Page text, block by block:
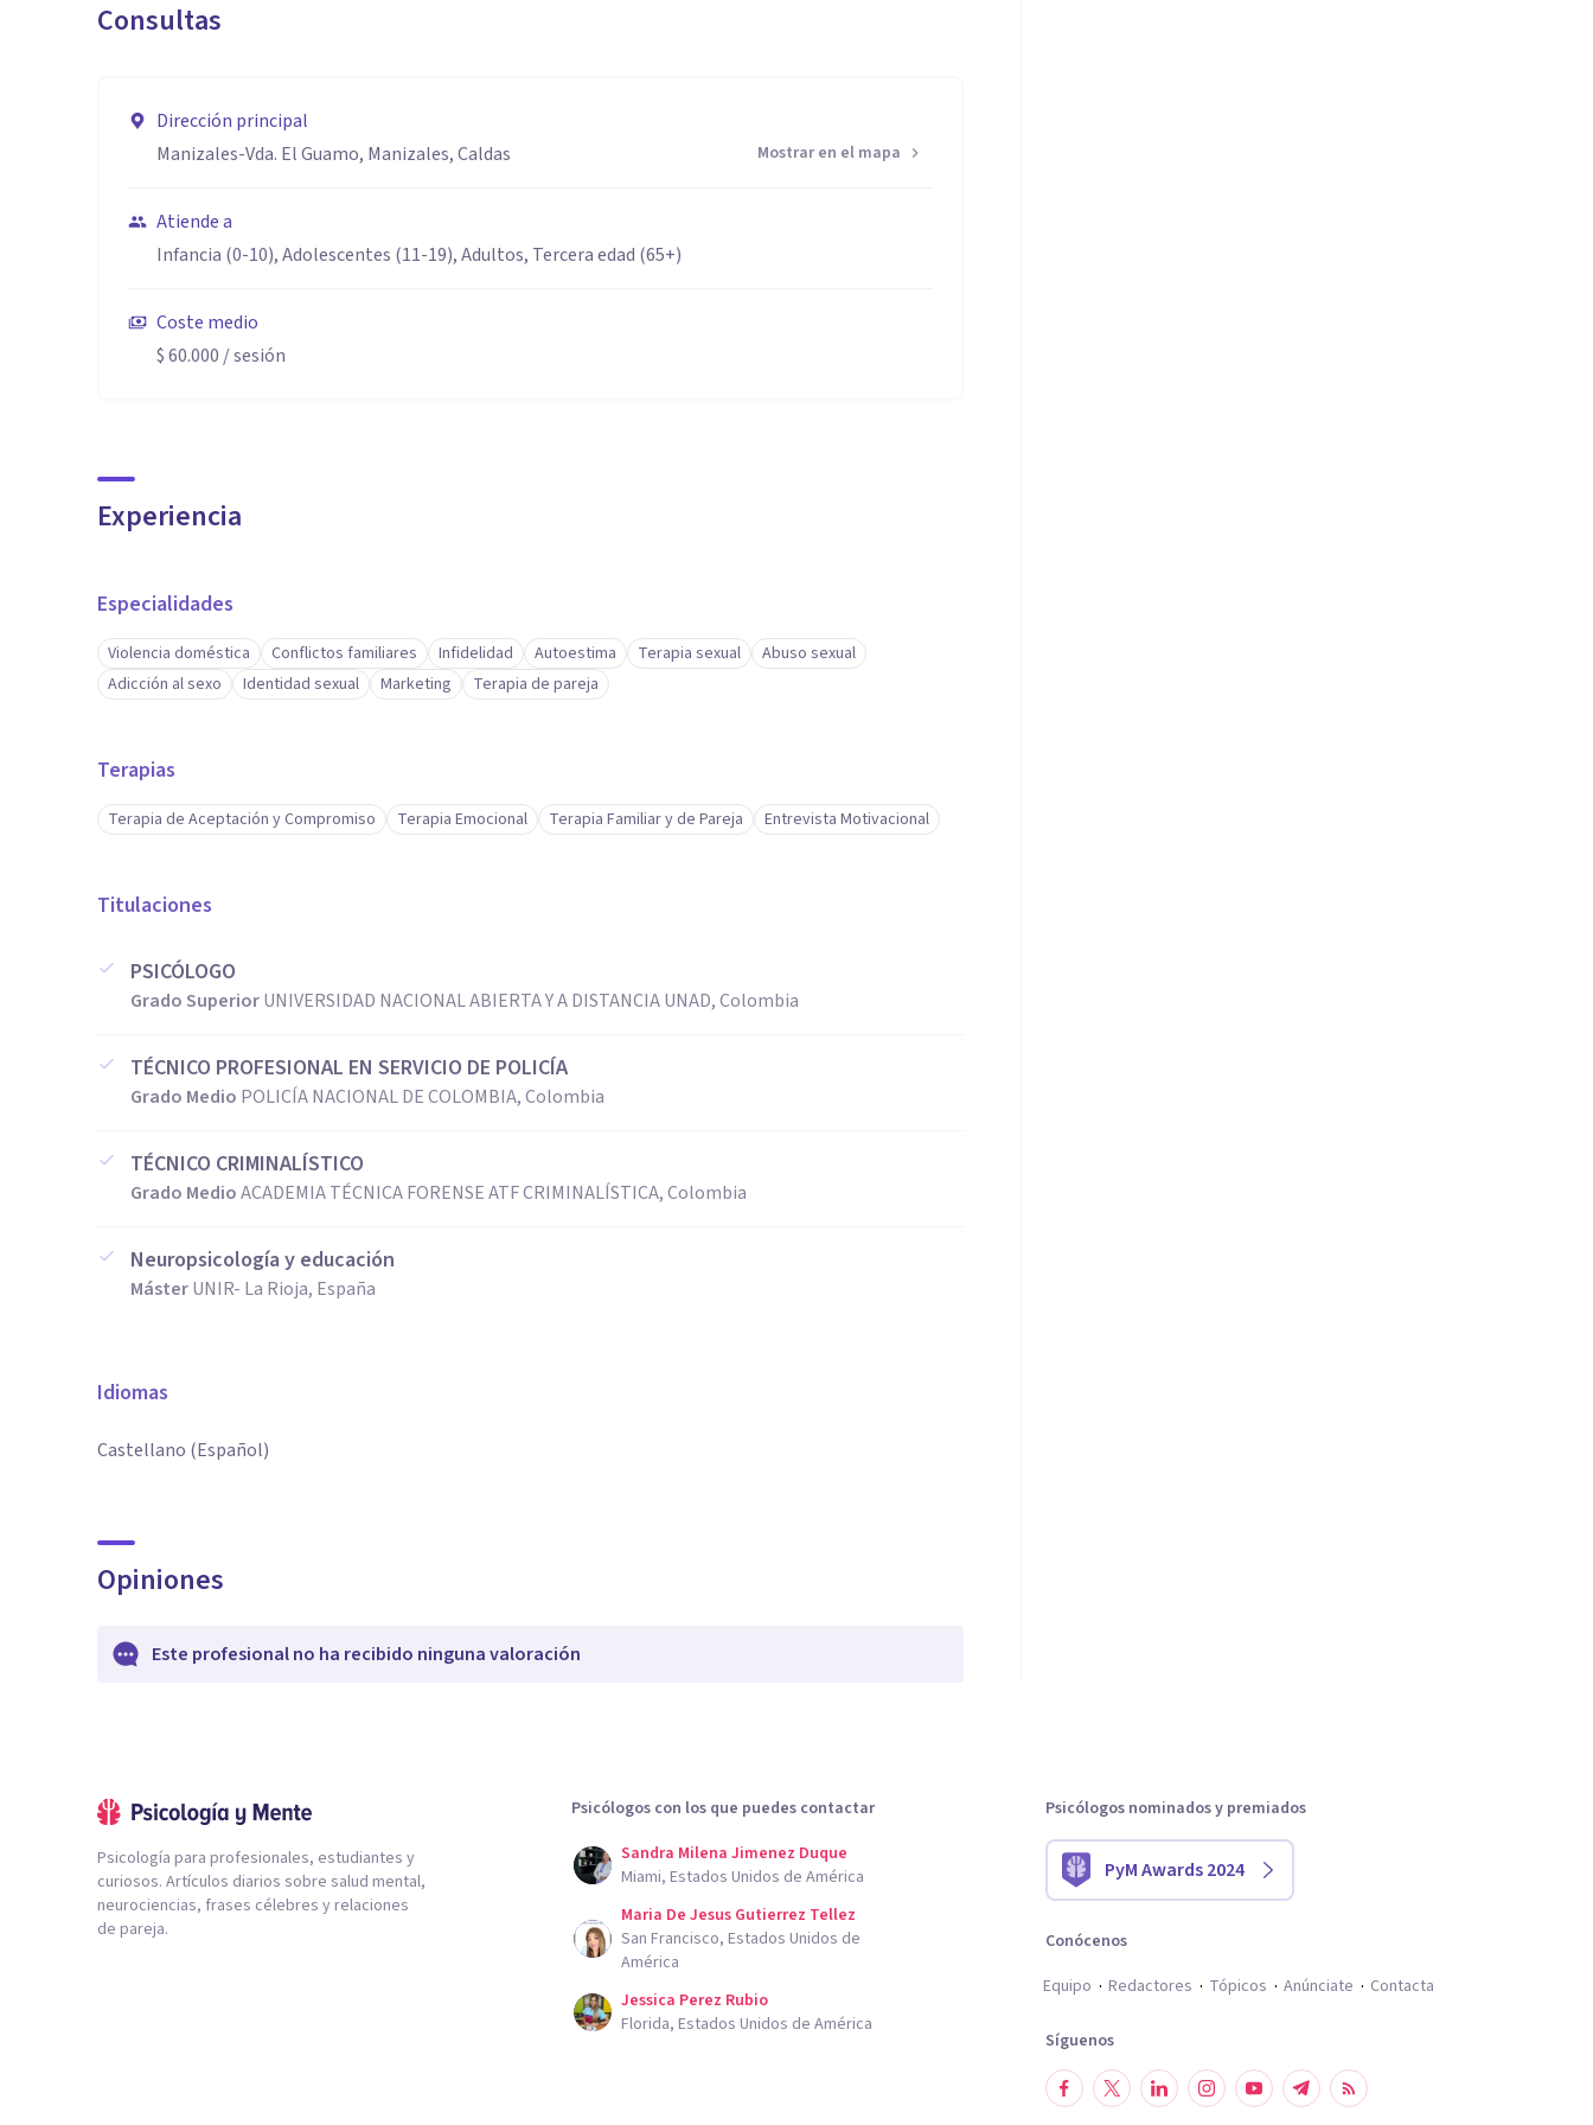
Consultas
Dirección principal
Manizales-Vda. El Guamo, Manizales, Caldas
Mostrar en el mapa
Atiende a
Infancia (0-10), Adolescentes (11-19), Adultos, Tercera edad (65+)
Coste medio
$ 60.000 / sesión
Experiencia
Especialidades
Violencia doméstica Conflictos familiares Infidelidad Autoestima Terapia sexual
Abuso sexual
Adicción al sexo
Identidad sexual Marketing Terapia de pareja
Terapias
Terapia de Aceptación y Compromiso Terapia Emocional Terapia Familiar y de Pareja Entrevista Motivacional
Titulaciones
PSICÓLOGO
Grado SuperiorUNIVERSIDAD NACIONAL ABIERTA Y A DISTANCIA UNAD, Colombia
TÉCNICO PROFESIONAL EN SERVICIO DE POLICÍA
Grado Medio POLICÍA NACIONAL DE COLOMBIA, Colombia
TÉCNICO CRIMINALÍSTICO
Grado MedioACADEMIA TÉCNICA FORENSE ATF CRIMINALÍSTICA, Colombia
Neuropsicología y educación
MásterUNIR- La Rioja, España
Idiomas
Castellano (Español)
Opiniones
Este profesional no ha recibido ninguna valoración
Psicología para profesionales, estudiantes y
curiosos. Artículos diarios sobre salud mental,
neurociencias, frases célebres y relaciones
de pareja.
Psicólogos con los que puedes contactar
Sandra Milena Jimenez Duque
Miami, Estados Unidos de América
Maria De Jesus Gutierrez Tellez
San Francisco, Estados Unidos de
América
Jessica Perez Rubio
Florida, Estados Unidos de América
Psicólogos nominados y premiados
PyM Awards 2024
Conócenos
Equipo
Redactores Tópicos Anúnciate Contacta
Síguenos